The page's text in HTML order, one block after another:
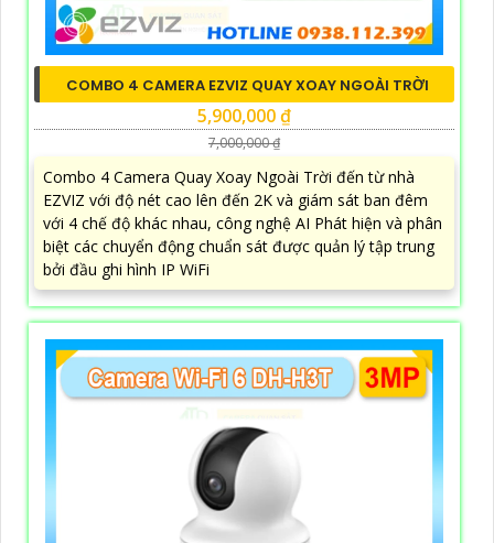
COMBO 4 CAMERA EZVIZ QUAY XOAY NGOÀI TRỜI
5,900,000 ₫
7,000,000 ₫
Combo 4 Camera Quay Xoay Ngoài Trời đến từ nhà
EZVIZ với độ nét cao lên đến 2K và giám sát ban đêm
với 4 chế độ khác nhau, công nghệ AI Phát hiện và phân
biệt các chuyển động chuẩn sát được quản lý tập trung
bởi đầu ghi hình IP WiFi